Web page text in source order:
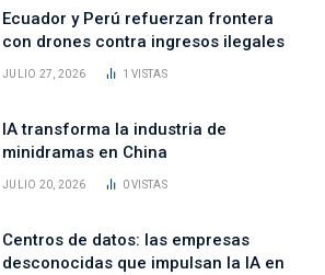
Ecuador y Perú refuerzan frontera
con drones contra ingresos ilegales
JULIO 27, 2026 1VISTAS
IA transforma la industria de
minidramas en China
JULIO 20, 2026 0VISTAS
Centros de datos: las empresas
desconocidas que impulsan la IA en